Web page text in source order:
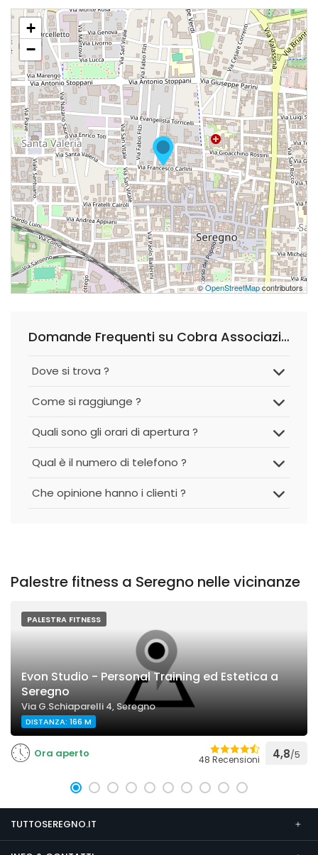
+
−
©OpenStreetMapcontributors
Domande Frequenti su Cobra Associazione Sportiva Dilettantistica
Dove si trova ?
Come si raggiunge ?
Quali sono gli orari di apertura ?
Qual è il numero di telefono ?
Che opinione hanno i clienti ?
Palestre fitness a Seregno nelle vicinanze
PALESTRA FITNESS
Evon Studio - Personal Training ed Estetica a
Seregno
Via G.Schiaparelli 4, Seregno
DISTANZA: 166 M
Ora aperto 48 Recensioni 4,8/5
TUTTOSEREGNO.IT